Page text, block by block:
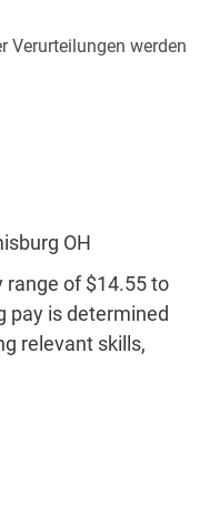
Verurteilungen werden
OH
range of $14.55 to
pay is determined
relevant skills,